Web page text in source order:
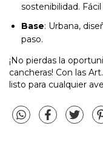
sostenibilidad.
Base: Urbana,
paso.
¡No pierdas la
cancheras! Con las
listo para cualquier